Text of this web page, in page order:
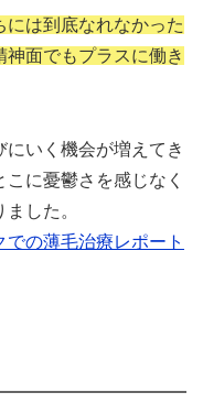
は到底なれなかった
面でもプラスに働き
いく機会が増えてき
に憂鬱さを感じなく
した。
の薄毛治療レポート